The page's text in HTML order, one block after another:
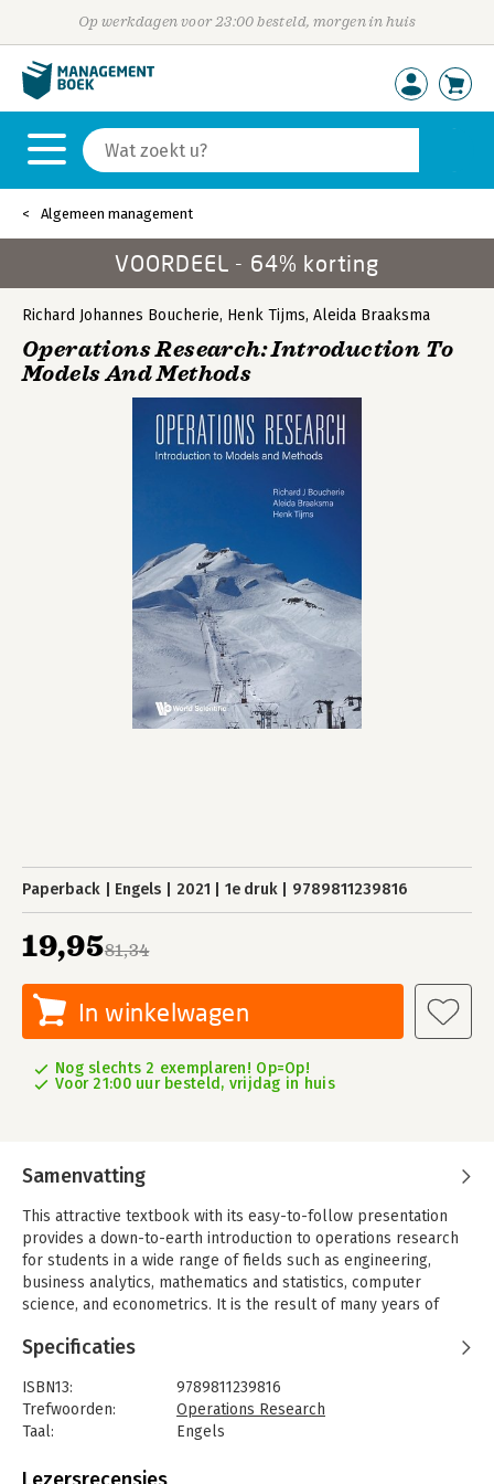
Op werkdagen voor 23:00 besteld, morgen in huis
Algemeen management
VOORDEEL - 64% korting
Richard Johannes Boucherie, Henk Tijms, Aleida Braaksma
Operations Research: Introduction To
Models And Methods
Paperback Engels 2021 1e druk 9789811239816
81,34
19,95
In winkelwagen
Nog slechts 2 exemplaren! Op=Op!
Voor 21:00 uur besteld, vrijdag in huis
Samenvatting
This attractive textbook with its easy-to-follow presentation
provides a down-to-earth introduction to operations research
for students in a wide range of fields such as engineering,
business analytics, mathematics and statistics, computer
science, and econometrics. It is the result of many years of
covers the basic models in both deterministic and stochastic
texts, either practical or theoretical. The emphasis is on useful
models and interpreting the solutions in the context of
concrete applications.The text is divided into several parts.
The first three chapters deal exclusively with deterministic
Specificaties
ISBN13:
9789811239816
Trefwoorden:
Operations Research
Taal:
Engels
Aantal pagina's: